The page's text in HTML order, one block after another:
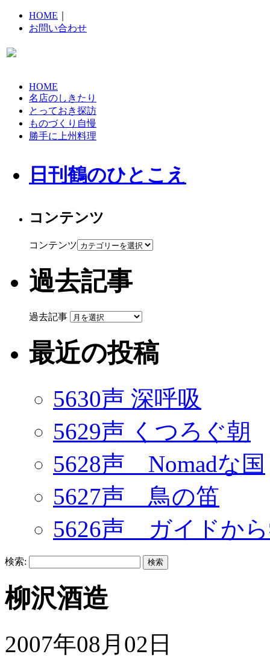
HOME
お問い合わせ
HOME
名店のしきたり
とっておき探訪
ものづくり自慢
勝手に上州料理
日刊鶴のひとこえ
コンテンツ
コンテンツ
過去記事
過去記事
最近の投稿
5630声 深呼吸
5629声 くつろぐ朝
5628声 Nomadな国
5627声 鳥の笛
5626声 ガイドか
検索:
柳沢酒造
2007年08月02日